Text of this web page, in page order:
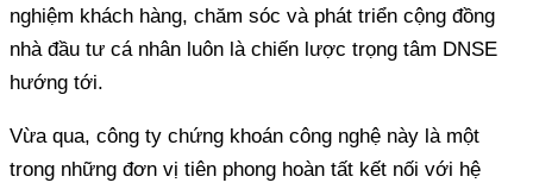
nghiệm khách hàng, chăm sóc và phát triển cộng đồng
nhà đầu tư cá nhân luôn là chiến lược trọng tâm DNSE
hướng tới.
Vừa qua, công ty chứng khoán công nghệ này là một
trong những đơn vị tiên phong hoàn tất kết nối với hệ